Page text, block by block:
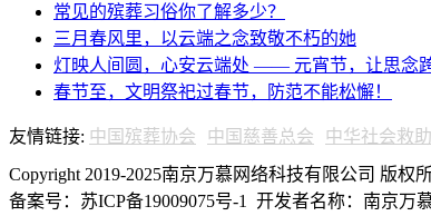
常见的殡葬习俗你了解多少？
三月春风里，以云端之念致敬不朽的她
灯映人间圆，心安云端处 —— 元宵节，让思念
春节至，文明祭祀过春节，防范不能松懈！
友情链接: 中国殡葬协会 中国慈善总会 中华社会救
Copyright 2019-2025南京万慕网络科技有限公司 版权
备案号：苏ICP备19009075号-1
开发者名称：南京万